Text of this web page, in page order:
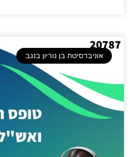
אוניברסיטת בן גוריון בנגב